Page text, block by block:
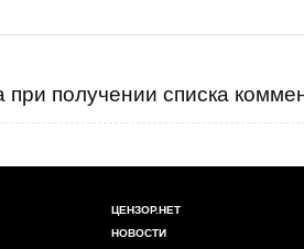
получении списка
ЦЕНЗОР.НЕТ
НОВОСТИ